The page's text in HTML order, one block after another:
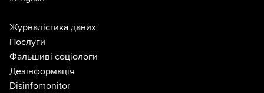
Журналістика даних
Послуги
Фальшиві соціологи
Дезінформація
Disinfomonitor